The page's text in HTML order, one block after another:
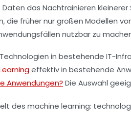
das Nachtrainieren
die früher nur großen Modellen
nutzbar zu
in bestehende IT-
effektiv in bestehende
Anwendungen? Die Auswahl